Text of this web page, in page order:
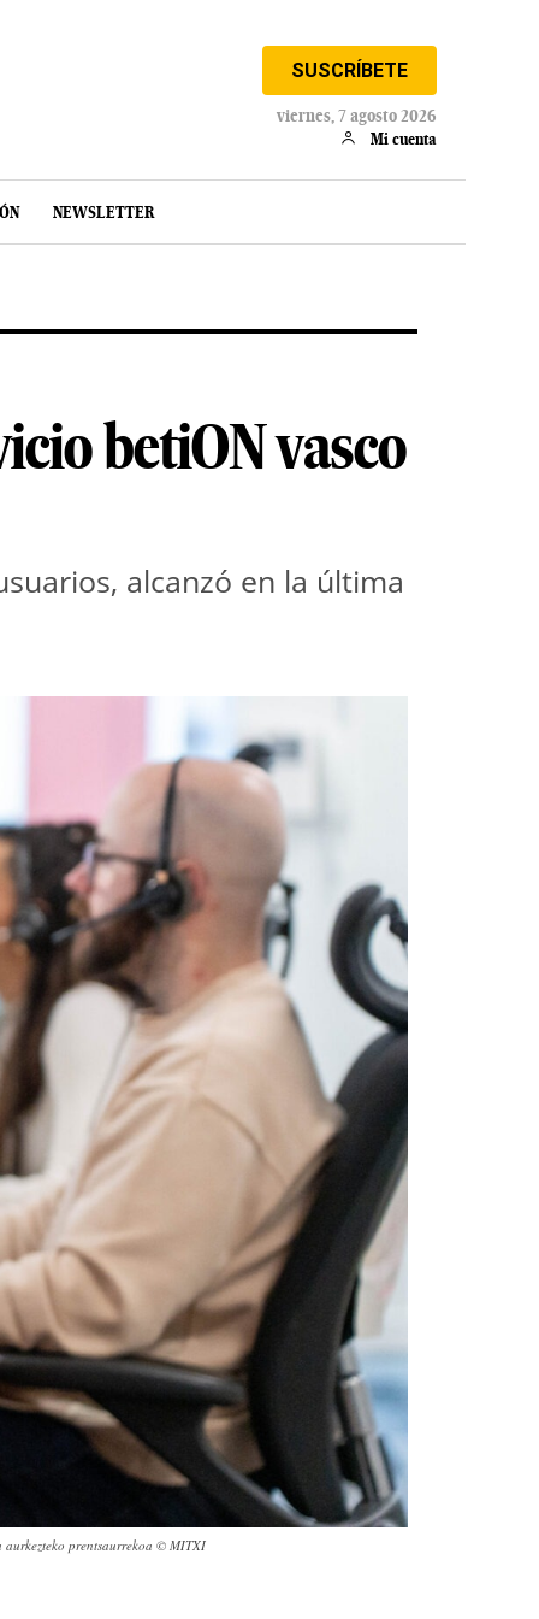
SUSCRÍBETE
viernes, 7 agosto 2026
Mi cuenta
NEWSLETTER
betiON vasco
alcanzó en la última
aurkezteko prentsaurrekoa © MITXI